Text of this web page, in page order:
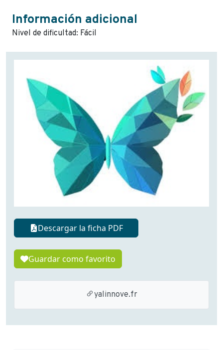
Información adicional
Nivel de dificultad: Fácil
Descargar la ficha PDF
Guardar como favorito
yalinnove.fr